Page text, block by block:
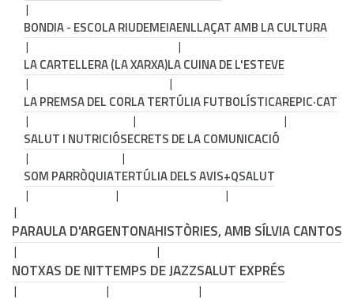
BONDIA - ESCOLA RIUDEMEIAENLLAÇAT AMB LA CULTURA
LA CARTELLERA (LA XARXA)LA CUINA DE L'ESTEVE
LA PREMSA DEL CORLA TERTÚLIA FUTBOLÍSTICAREPIC·CAT
SALUT I NUTRICIÓSECRETS DE LA COMUNICACIÓ
SOM PARRÒQUIATERTÚLIA DELS AVIS+QSALUT
PARAULA D'ARGENTONAHISTÒRIES, AMB SÍLVIA CANTOS
NOTXAS DE NITTEMPS DE JAZZSALUT EXPRÉS